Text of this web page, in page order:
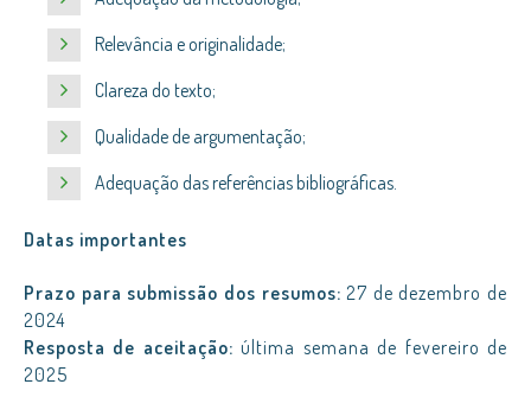
Relevância e originalidade;
Clareza do texto;
Qualidade de argumentação;
Adequação das referências bibliográficas.
Datas importantes
Prazo para submissão dos resumos: 27 de dezembro de
2024
Resposta de aceitação: última semana de fevereiro de
2025